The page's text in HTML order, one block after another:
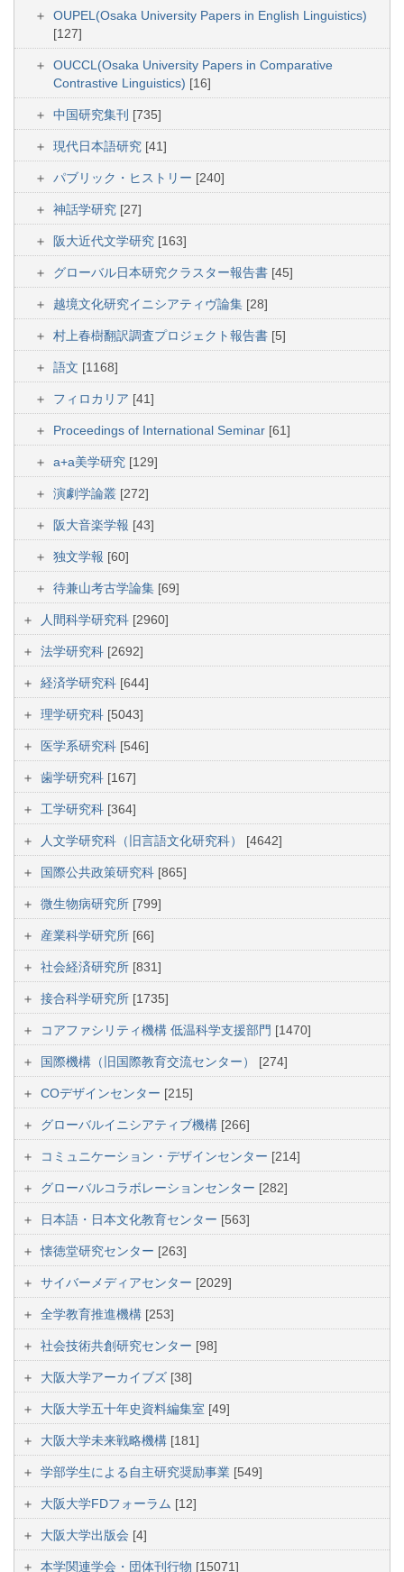
OUPEL(Osaka University Papers in English Linguistics)
[127]
OUCCL(Osaka University Papers in Comparative
Contrastive Linguistics) [16]
中国研究集刊 [735]
現代日本語研究 [41]
パブリック・ヒストリー [240]
神話学研究 [27]
阪大近代文学研究 [163]
グローバル日本研究クラスター報告書 [45]
越境文化研究イニシアティヴ論集 [28]
村上春樹翻訳調査プロジェクト報告書 [5]
語文 [1168]
フィロカリア [41]
Proceedings of International Seminar [61]
a+a美学研究 [129]
演劇学論叢 [272]
阪大音楽学報 [43]
独文学報 [60]
待兼山考古学論集 [69]
人間科学研究科 [2960]
法学研究科 [2692]
経済学研究科 [644]
理学研究科 [5043]
医学系研究科 [546]
歯学研究科 [167]
工学研究科 [364]
人文学研究科（旧言語文化研究科） [4642]
国際公共政策研究科 [865]
微生物病研究所 [799]
産業科学研究所 [66]
社会経済研究所 [831]
接合科学研究所 [1735]
コアファシリティ機構 低温科学支援部門 [1470]
国際機構（旧国際教育交流センター） [274]
COデザインセンター [215]
グローバルイニシアティブ機構 [266]
コミュニケーション・デザインセンター [214]
グローバルコラボレーションセンター [282]
日本語・日本文化教育センター [563]
懐徳堂研究センター [263]
サイバーメディアセンター [2029]
全学教育推進機構 [253]
社会技術共創研究センター [98]
大阪大学アーカイブズ [38]
大阪大学五十年史資料編集室 [49]
大阪大学未来戦略機構 [181]
学部学生による自主研究奨励事業 [549]
大阪大学FDフォーラム [12]
大阪大学出版会 [4]
本学関連学会・団体刊行物 [15071]